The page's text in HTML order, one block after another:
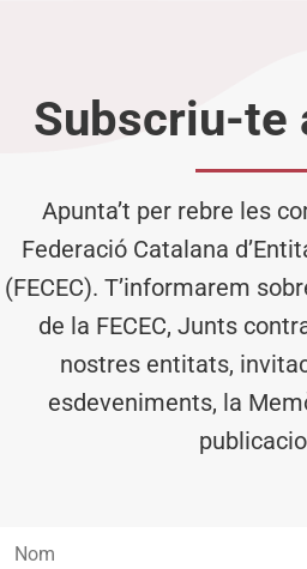
Subscriu-te
Apunta’t per rebre les
Federació Catalana
(FECEC). T’informarem
de la FECEC, Junts
nostres entitats,
esdeveniments, la